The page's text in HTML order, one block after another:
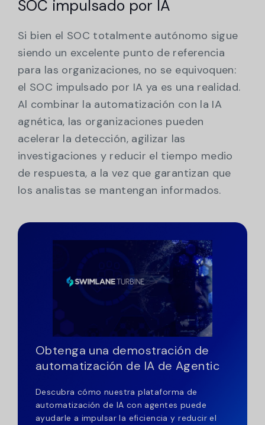
SOC impulsado por IA
Si bien el SOC totalmente autónomo sigue
siendo un excelente punto de referencia
para las organizaciones, no se equivoquen:
el SOC impulsado por IA ya es una realidad.
Al combinar la automatización con la IA
agnética, las organizaciones pueden
acelerar la detección, agilizar las
investigaciones y reducir el tiempo medio
de respuesta, a la vez que garantizan que
los analistas se mantengan informados.
Obtenga una demostración de
automatización de IA de Agentic
Descubra cómo nuestra plataforma de
automatización de IA con agentes puede
ayudarle a impulsar la eficiencia y reducir el